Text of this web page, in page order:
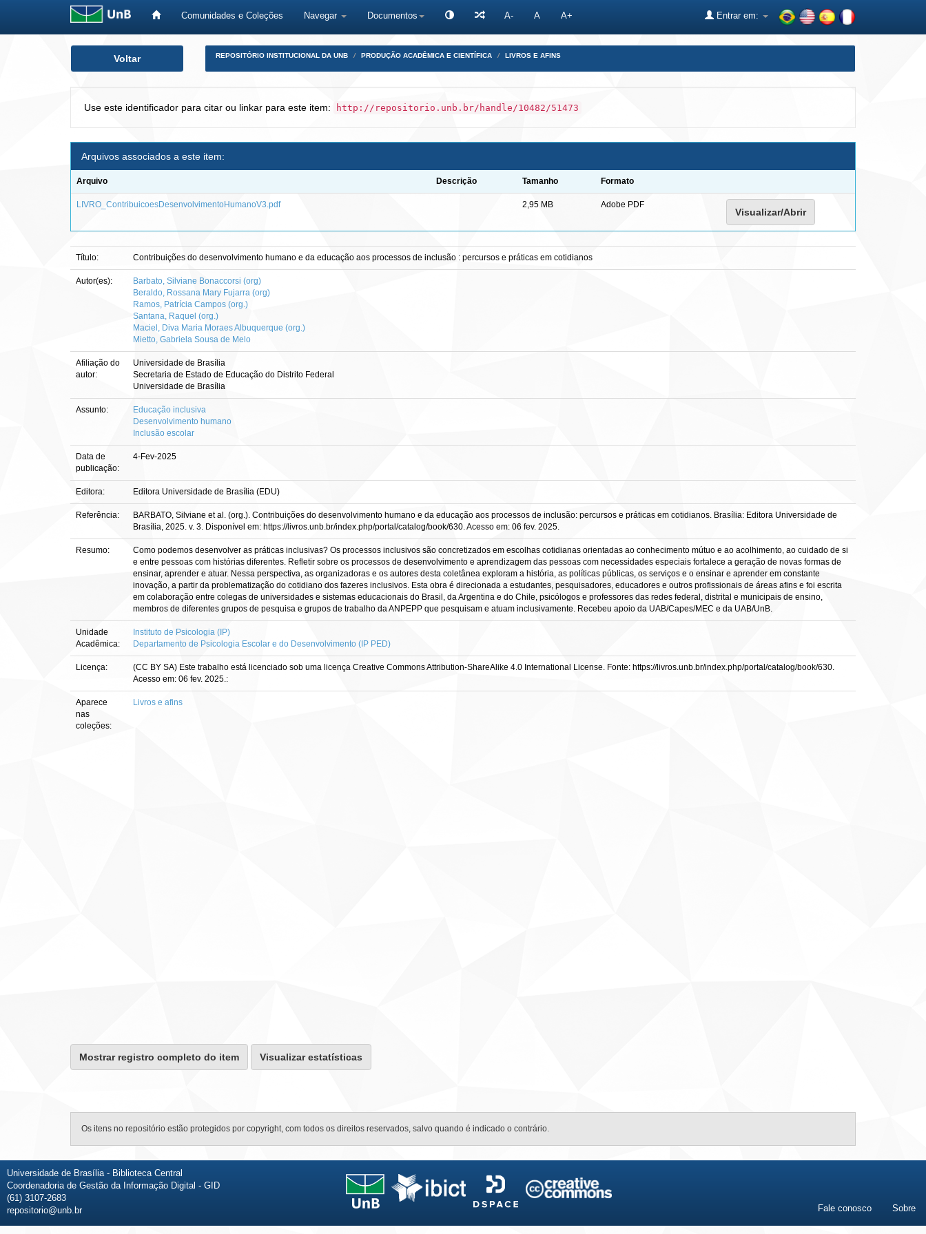
Comunidades e Coleções Navegar Documentos A- A A+ Entrar em:
Voltar REPOSITÓRIO INSTITUCIONAL DA UNB PRODUÇÃO ACADÊMICA E CIENTÍFICA LIVROS E AFINS
Use este identificador para citar ou linkar para este item: http://repositorio.unb.br/handle/10482/51473
Arquivos associados a este item:
Arquivo Descrição Tamanho Formato
LIVRO_ContribuicoesDesenvolvimentoHumanoV3.pdf 2,95 MB Adobe PDF
Visualizar/Abrir
Título: Contribuições do desenvolvimento humano e da educação aos processos de inclusão : percursos e práticas em cotidianos
Autor(es):
Barbato, Silviane Bonaccorsi (org)
Beraldo, Rossana Mary Fujarra (org)
Ramos, Patrícia Campos (org.)
Santana, Raquel (org.)
Maciel, Diva Maria Moraes Albuquerque (org.)
Mietto, Gabriela Sousa de Melo
Afiliação do
autor:
Universidade de Brasília
Secretaria de Estado de Educação do Distrito Federal
Universidade de Brasília
Assunto:
Educação inclusiva
Desenvolvimento humano
Inclusão escolar
Data de
publicação:
4-Fev-2025
Editora: Editora Universidade de Brasília (EDU)
Referência:
BARBATO, Silviane et al. (org.). Contribuições do desenvolvimento humano e da educação aos processos de inclusão: percursos e práticas em cotidianos. Brasília: Editora Universidade de
Brasília, 2025. v. 3. Disponível em: https://livros.unb.br/index.php/portal/catalog/book/630. Acesso em: 06 fev. 2025.
Resumo:
Como podemos desenvolver as práticas inclusivas? Os processos inclusivos são concretizados em escolhas cotidianas orientadas ao conhecimento mútuo e ao acolhimento, ao cuidado de si
e entre pessoas com histórias diferentes. Refletir sobre os processos de desenvolvimento e aprendizagem das pessoas com necessidades especiais fortalece a geração de novas formas de
ensinar, aprender e atuar. Nessa perspectiva, as organizadoras e os autores desta coletânea exploram a história, as políticas públicas, os serviços e o ensinar e aprender em constante
inovação, a partir da problematização do cotidiano dos fazeres inclusivos. Esta obra é direcionada a estudantes, pesquisadores, educadores e outros profissionais de áreas afins e foi escrita
em colaboração entre colegas de universidades e sistemas educacionais do Brasil, da Argentina e do Chile, psicólogos e professores das redes federal, distrital e municipais de ensino,
membros de diferentes grupos de pesquisa e grupos de trabalho da ANPEPP que pesquisam e atuam inclusivamente. Recebeu apoio da UAB/Capes/MEC e da UAB/UnB.
Unidade
Acadêmica:
Instituto de Psicologia (IP)
Departamento de Psicologia Escolar e do Desenvolvimento (IP PED)
Licença:
(CC BY SA) Este trabalho está licenciado sob uma licença Creative Commons Attribution-ShareAlike 4.0 International License. Fonte: https://livros.unb.br/index.php/portal/catalog/book/630.
Acesso em: 06 fev. 2025.:
Aparece
nas
coleções:
Livros e afins
Mostrar registro completo do item Visualizar estatísticas
Os itens no repositório estão protegidos por copyright, com todos os direitos reservados, salvo quando é indicado o contrário.
Universidade de Brasília - Biblioteca Central
Coordenadoria de Gestão da Informação Digital - GID
(61) 3107-2683
repositorio@unb.br
Fale conosco Sobre